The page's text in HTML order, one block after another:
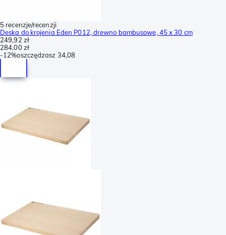
5 recenzje/recenzji
Deska do krojenia Eden P012, drewno bambusowe, 45 x 30 cm
249,92 zł
284,00 zł
-12%oszczędzasz 34,08